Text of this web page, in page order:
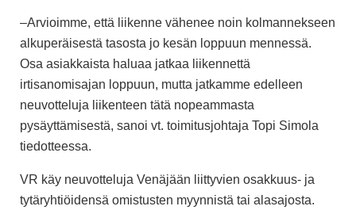
–Arvioimme, että liikenne vähenee noin kolmannekseen
alkuperäisestä tasosta jo kesän loppuun mennessä.
Osa asiakkaista haluaa jatkaa liikennettä
irtisanomisajan loppuun, mutta jatkamme edelleen
neuvotteluja liikenteen tätä nopeammasta
pysäyttämisestä, sanoi vt. toimitusjohtaja Topi Simola
tiedotteessa.
VR käy neuvotteluja Venäjään liittyvien osakkuus- ja
tytäryhtiöidensä omistusten myynnistä tai alasajosta.